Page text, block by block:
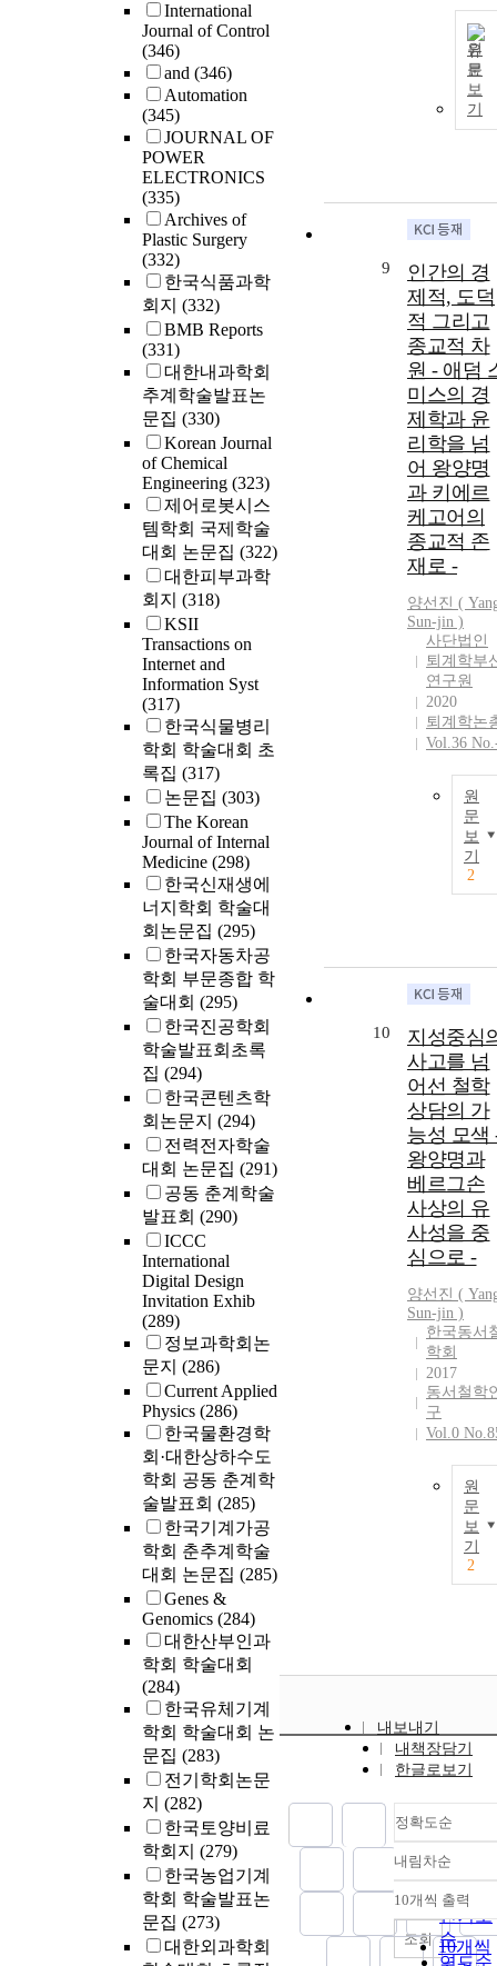
International
Journal of Control
(346)
and (346)
Automation
(345)
JOURNAL OF
POWER
ELECTRONICS
(335)
Archives of
Plastic Surgery
(332)
한국식품과학
회지 (332)
BMB Reports
(331)
대한내과학회
추계학술발표논
문집 (330)
Korean Journal
of Chemical
Engineering (323)
제어로봇시스
템학회 국제학술
대회 논문집 (322)
대한피부과학
회지 (318)
KSII
Transactions on
Internet and
Information Syst
(317)
한국식물병리
학회 학술대회 초
록집 (317)
논문집 (303)
The Korean
Journal of Internal
Medicine (298)
한국신재생에
너지학회 학술대
회논문집 (295)
한국자동차공
학회 부문종합 학
술대회 (295)
한국진공학회
학술발표회초록
집 (294)
한국콘텐츠학
회논문지 (294)
전력전자학술
대회 논문집 (291)
공동 춘계학술
발표회 (290)
ICCC
International
Digital Design
Invitation Exhib
(289)
정보과학회논
문지 (286)
Current Applied
Physics (286)
한국물환경학
회·대한상하수도
학회 공동 춘계학
술발표회 (285)
한국기계가공
학회 춘추계학술
대회 논문집 (285)
Genes &
Genomics (284)
대한산부인과
학회 학술대회
(284)
한국유체기계
학회 학술대회 논
문집 (283)
전기학회논문
지 (282)
한국토양비료
학회지 (279)
한국농업기계
학회 학술발표논
문집 (273)
대한외과학회
evolution and
developmental
Fasciology
states that the
human body
systems: the
supporting-
storing system
and the
functional
system. This
article
elaborates on
the roles of the
two systems
their mutual
relationship.
The two
are used to
analyze the
yin,the yang,
and their
relationship.
The two
are promoted
but also
restricted in
different
contexts. The
supporting-
storing system
is formed by
connective
tissue and
functional
the
storing system
could be
classified as
quiet, similar
yin. The
functional
system
continuously
maintains the
various
functional
activities of
human body.
Thus, the
functional
system could
classified as
active, similar
to yang. In
interpreting
doctrine from
the point of
compared with
the functional
system.
원
문
보
기
9
인간의 경
제적, 도덕
적 그리고
종교적 차
원 - 애덤
미스의 경
제학과 윤
리학을 넘
어 왕양명
과 키에르
케고어의
종교적 존
재로 -
양선진 (
Sun-jin )
사단법인
퇴계학부
연구원
2020
퇴계학논
Vol.36
원
문
보
기
2
10
지성중심
사고를 넘
어선 철학
상담의 가
능성 모색
왕양명과
베르그손
사상의 유
사성을 중
심으로 -
양선진 (
Sun-jin )
한국동서
학회
2017
동서철학
구
Vol.0
원
문
보
기
2
내보내기
내책장담기
한글로보기
정확도순
정확도
순
인기도
순
내림차순
내림차
10개씩 출력
10개씩
조회